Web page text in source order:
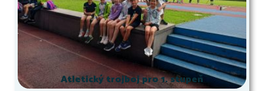
Atletický trojboj pro 1. stupeň